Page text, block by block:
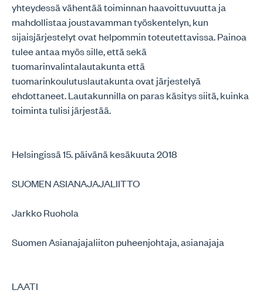
yhteydessä vähentää toiminnan haavoittuvuutta ja
mahdollistaa joustavamman työskentelyn, kun
sijaisjärjestelyt ovat helpommin toteutettavissa. Painoa
tulee antaa myös sille, että sekä
tuomarinvalintalautakunta että
tuomarinkoulutuslautakunta ovat järjestelyä
ehdottaneet. Lautakunnilla on paras käsitys siitä, kuinka
toiminta tulisi järjestää.
Helsingissä 15. päivänä kesäkuuta 2018
SUOMEN ASIANAJAJALIITTO
Jarkko Ruohola
Suomen Asianajajaliiton puheenjohtaja, asianajaja
LAATI